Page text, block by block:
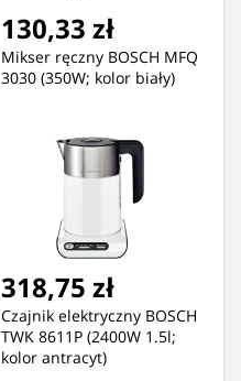
130,33 zł
Mikser ręczny BOSCH MFQ
3030 (350W; kolor biały)
318,75 zł
Czajnik elektryczny BOSCH
TWK 8611P (2400W 1.5l;
kolor antracyt)